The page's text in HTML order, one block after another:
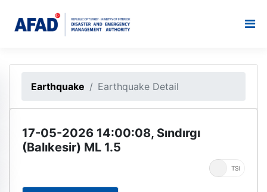
Earthquake Earthquake Detail
17-05-2026 14:00:08, Sındırgı
(Balıkesir) ML 1.5
TSI